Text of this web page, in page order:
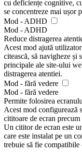
cu deficiențe cognitive,
se concentreze mai ușor
Mod - ADHD
Mod - ADHD
Reduce distragerea
Acest mod ajută
citească, să navigheze și
principale ale site-ului
distragerea atentiei.
Mod - fără vedere
Mod - fără vedere
Permite folosirea
Acest mod configurează
cititoare de ecran
Un cititor de ecran este
care este instalat pe un
trebuie să fie compatibile